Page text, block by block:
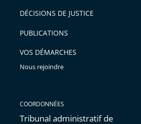
DÉCISIONS DE JUSTICE
PUBLICATIONS
VOS DÉMARCHES
Nous rejoindre
COORDONNÉES
Tribunal administratif de